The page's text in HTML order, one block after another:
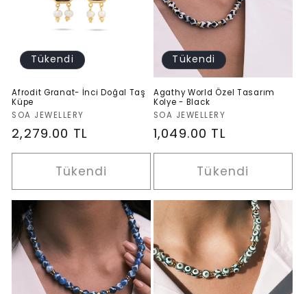
Tükendi
Afrodit Granat- İnci Doğal Taş
Küpe
Satıcı:
SOA JEWELLERY
Normal
fiyat
2,279.00 TL
Tükendi
Tükendi
Agathy World Özel Tasarım
Kolye - Black
Satıcı:
SOA JEWELLERY
Normal
fiyat
1,049.00 TL
Tükendi